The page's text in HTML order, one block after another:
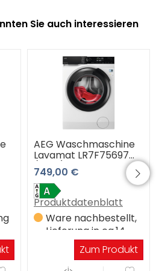
Sie auch interessieren
AEG Waschmaschine
Lavamat LR7F75697
(weiß)
749,00 €
Produktdatenblatt
Ware nachbestellt,
Lieferung in ca.14
WerktagenZum Produkt